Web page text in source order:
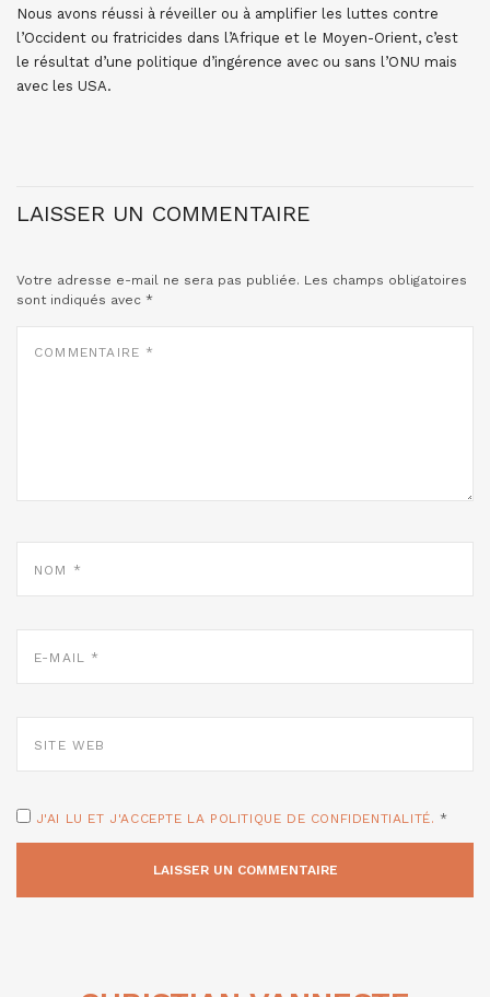
Nous avons réussi à réveiller ou à amplifier les luttes contre
l’Occident ou fratricides dans l’Afrique et le Moyen-Orient, c’est
le résultat d’une politique d’ingérence avec ou sans l’ONU mais
avec les USA.
LAISSER UN COMMENTAIRE
Votre adresse e-mail ne sera pas publiée. Les champs obligatoires
sont indiqués avec *
MAIL
WEB
J'AI LU ET J'ACCEPTE LA POLITIQUE DE CONFIDENTIALITÉ. *